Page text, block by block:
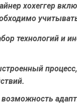
хохеггер
технологий и